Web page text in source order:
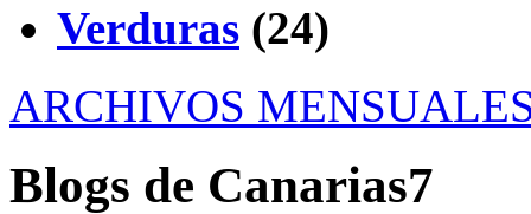
Verduras (24)
ARCHIVOS
Blogs de Canarias7